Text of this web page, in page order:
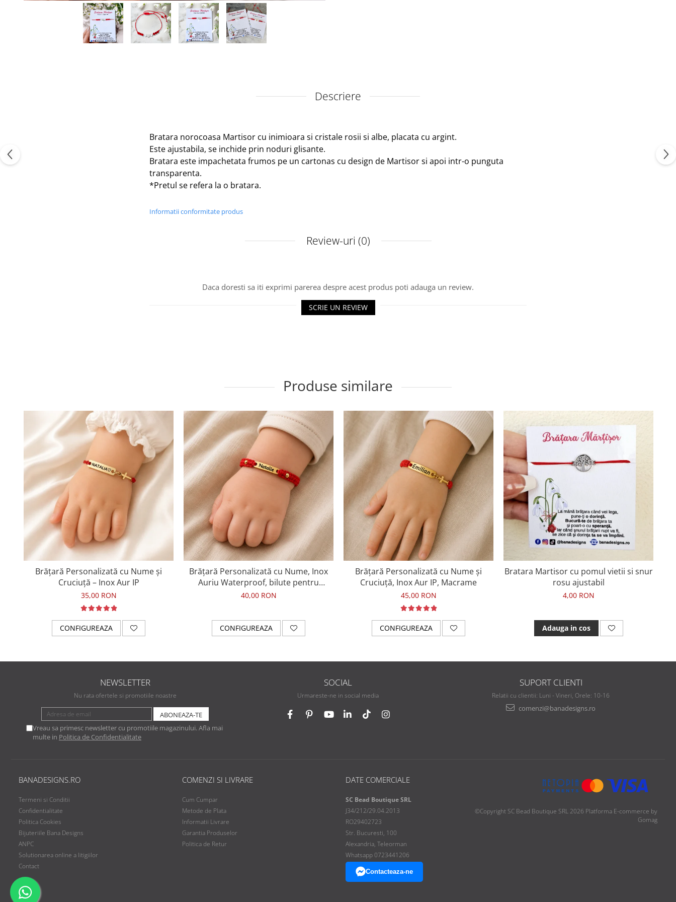
Tablou Personalizat
Descriere
Bratara norocoasa Martisor cu inimioara si cristale rosii si albe, placata cu argint.
Este ajustabila, se inchide prin noduri glisante.
Bratara este impachetata frumos pe un cartonas cu design de Martisor si apoi intr-o punguta
transparenta.
*Pretul se refera la o bratara.
Informatii conformitate produs
Review-uri (0)
Daca doresti sa iti exprimi parerea despre acest produs poti adauga un review.
SCRIE UN REVIEW
Produse similare
Brățară Personalizată cu Nume și
Cruciuță – Inox Aur IP
35,00 RON
CONFIGUREAZA
Brățară Personalizată cu Nume, Inox
Auriu Waterproof, bilute pentru
bebelusi
40,00 RON
CONFIGUREAZA
Brățară Personalizată cu Nume și
Cruciuță, Inox Aur IP, Macrame
45,00 RON
CONFIGUREAZA
Bratara Martisor cu pomul vietii si snur
rosu ajustabil
4,00 RON
Adauga in cos
NEWSLETTER
Nu rata ofertele si promotiile noastre
Vreau sa primesc newsletter cu promotiile magazinului. Afla mai
multe in Politica de Confidentialitate
SOCIAL
Urmareste-ne in social media
SUPORT CLIENTI
Relatii cu clientii: Luni - Vineri, Orele: 10-16
comenzi@banadesigns.ro
BANADESIGNS.RO
Termeni si Conditii
Confidentialitate
Politica Cookies
Bijuteriile Bana Designs
ANPC
Solutionarea online a litigiilor
Contact
COMENZI SI LIVRARE
Cum Cumpar
Metode de Plata
Informatii Livrare
Garantia Produselor
Politica de Retur
DATE COMERCIALE
SC Bead Boutique SRL
J34/212/29.04.2013
RO29402723
Str. Bucuresti, 100
Alexandria, Teleorman
Whatsapp 0723441206
Contacteaza-ne
©Copyright SC Bead Boutique SRL 2026 Platforma E-commerce by
Gomag